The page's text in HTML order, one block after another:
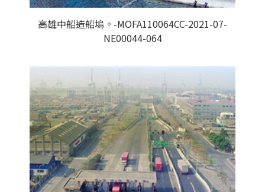
高雄中船造船塢。-MOFA110064CC-2021-07-
NE00044-064